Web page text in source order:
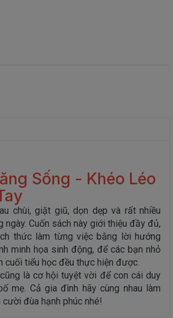
Sống - Khéo Léo
chùi, giặt giũ, dọn dẹp và rất nhiều
ngày. Cuốn sách này giới thiệu đầy đủ,
thức làm từng việc bằng lời hướng
minh họa sinh động, để các bạn nhỏ
cuối tiểu học đều thực hiện được.
là cơ hội tuyệt vời để con cái duy
mẹ. Cả gia đình hãy cùng nhau làm
đùa hạnh phúc nhé!